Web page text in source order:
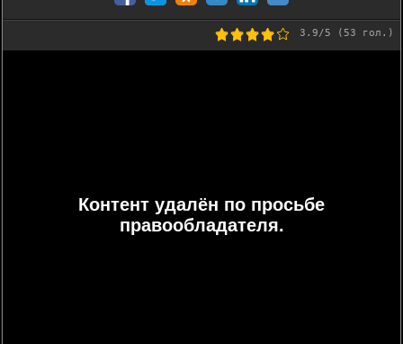
3.9/5 (53 гол.)
Контент удалён по просьбе
правообладателя.